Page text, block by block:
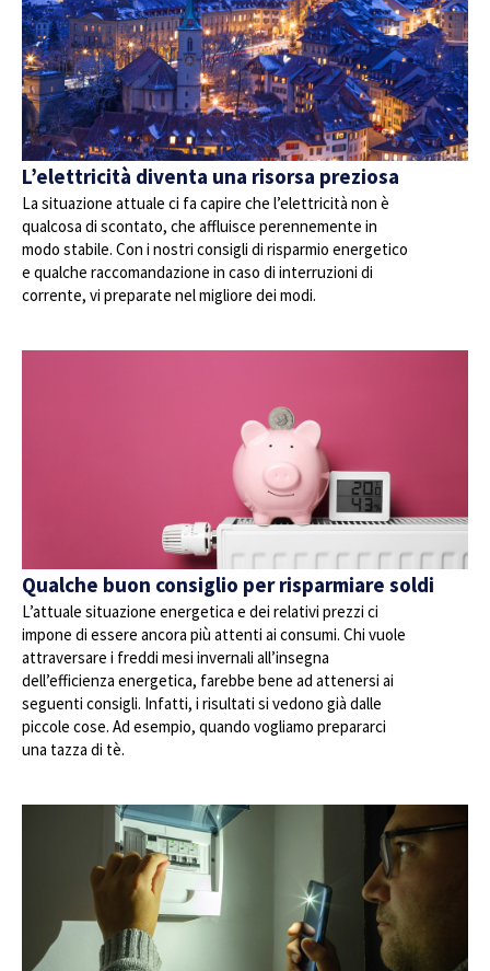
L’elettricità diventa una risorsa preziosa
La situazione attuale ci fa capire che l’elettricità non è
qualcosa di scontato, che affluisce perennemente in
modo stabile. Con i nostri consigli di risparmio energetico
e qualche raccomandazione in caso di interruzioni di
corrente, vi preparate nel migliore dei modi.
Qualche buon consiglio per risparmiare soldi
L’attuale situazione energetica e dei relativi prezzi ci
impone di essere ancora più attenti ai consumi. Chi vuole
attraversare i freddi mesi invernali all’insegna
dell’efficienza energetica, farebbe bene ad attenersi ai
seguenti consigli. Infatti, i risultati si vedono già dalle
piccole cose. Ad esempio, quando vogliamo prepararci
una tazza di tè.